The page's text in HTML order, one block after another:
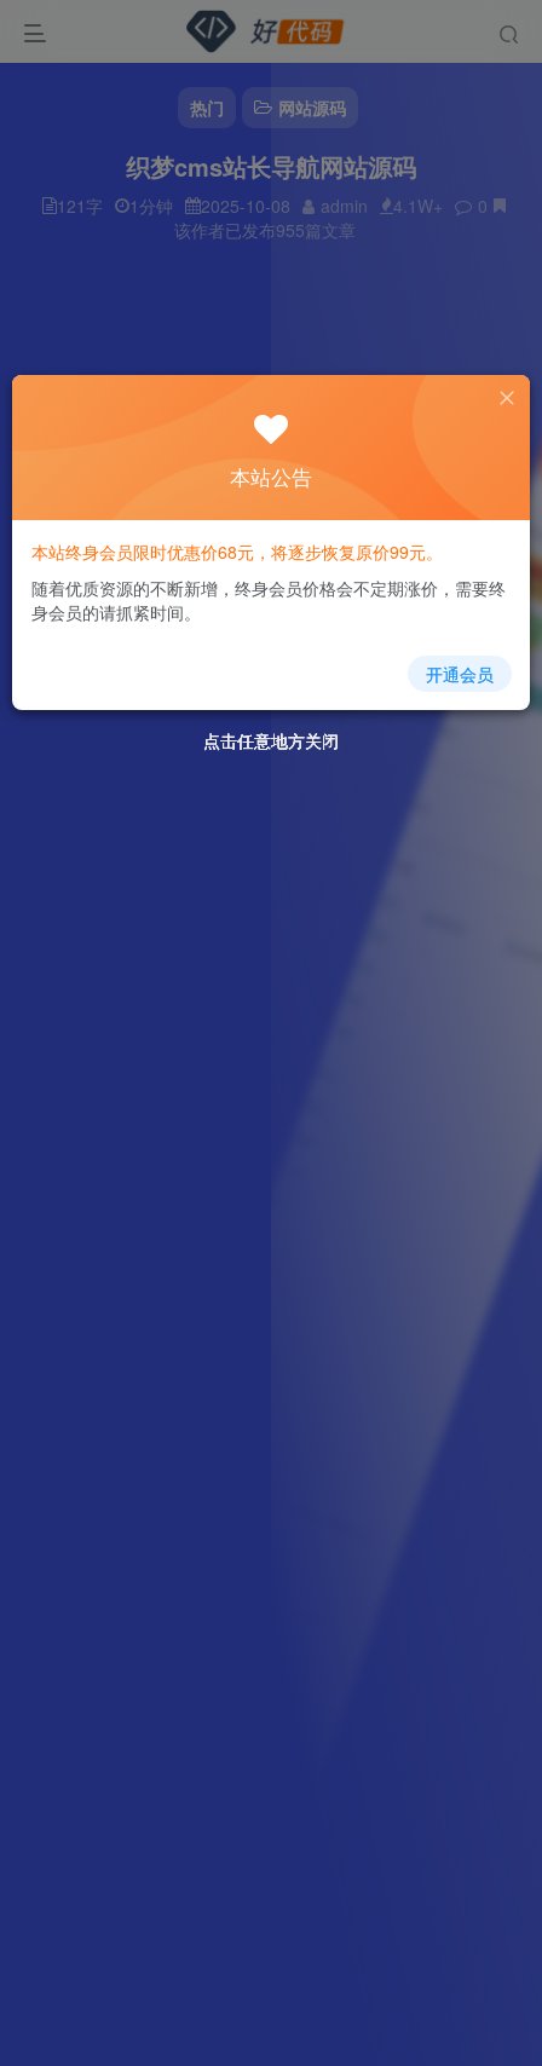
热门 网站源码
织梦cms站长导航网站源码
121字 1分钟 2025-10-08 admin 4.1W+
0
该作者已发布955篇文章
点击任意地方关闭
点击任意地方关闭
点击任意地方关闭
点击任意地方关闭
本站公告
本站终身会员限时优惠价68元，将逐步恢复原价99元。
随着优质资源的不断新增，终身会员价格会不定期涨价，需要终
身会员的请抓紧时间。
开通会员